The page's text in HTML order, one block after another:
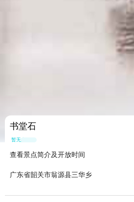
书堂石
暂无点评
查看景点简介及开放时间
广东省韶关市翁源县三华乡